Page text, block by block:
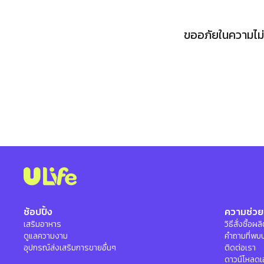
ขออภัยในความ
ช้อปปิ้ง
เสริมอาหาร
ดูแลความงาม
อุปกรณ์ส่งเสริมการขายอื่นๆ
ความช่ว
วิธีสั่งซื้อผ
คำถามที่พบ
ติดต่อเรา
ดาวน์โหลด